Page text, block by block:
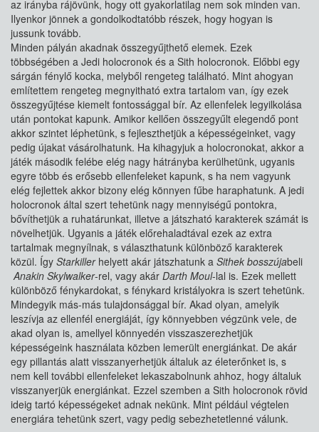
az irányba rájövünk, hogy ott gyakorlatilag nem sok minden van.
Ilyenkor jönnek a gondolkodtatóbb részek, hogy hogyan is
jussunk tovább.
Minden pályán akadnak összegyűjthető elemek. Ezek
többségében a Jedi holocronok és a Sith holocronok. Előbbi egy
sárgán fénylő kocka, melyből rengeteg található. Mint ahogyan
említettem rengeteg megnyitható extra tartalom van, így ezek
összegyűjtése kiemelt fontossággal bír. Az ellenfelek legyilkolása
után pontokat kapunk. Amikor kellően összegyűlt elegendő pont
akkor szintet léphetünk, s fejleszthetjük a képességeinket, vagy
pedig újakat vásárolhatunk. Ha kihagyjuk a holocronokat, akkor a
játék második felébe elég nagy hátrányba kerülhetünk, ugyanis
egyre több és erősebb ellenfeleket kapunk, s ha nem vagyunk
elég fejlettek akkor bizony elég könnyen fűbe haraphatunk. A jedi
holocronok által szert tehetünk nagy mennyiségű pontokra,
bővíthetjük a ruhatárunkat, illetve a játszható karakterek számát is
növelhetjük. Ugyanis a játék előrehaladtával ezek az extra
tartalmak megnyílnak, s választhatunk különböző karakterek
közül. Így Starkiller helyett akár játszhatunk a Sithek bosszújabeli
Anakin Skylwalker-rel, vagy akár Darth Moul-lal is. Ezek mellett
különböző fénykardokat, s fénykard kristályokra is szert tehetünk.
Mindegyik más-más tulajdonsággal bír. Akad olyan, amelyik
leszívja az ellenfél energiáját, így könnyebben végzünk vele, de
akad olyan is, amellyel könnyedén visszaszerezhetjük
képességeink használata közben lemerült energiánkat. De akár
egy pillantás alatt visszanyerhetjük általuk az életerőnket is, s
nem kell további ellenfeleket lekaszabolnunk ahhoz, hogy általuk
visszanyerjük energiánkat. Ezzel szemben a Sith holocronok rövid
ideig tartó képességeket adnak nekünk. Mint például végtelen
energiára tehetünk szert, vagy pedig sebezhetetlenné válunk.